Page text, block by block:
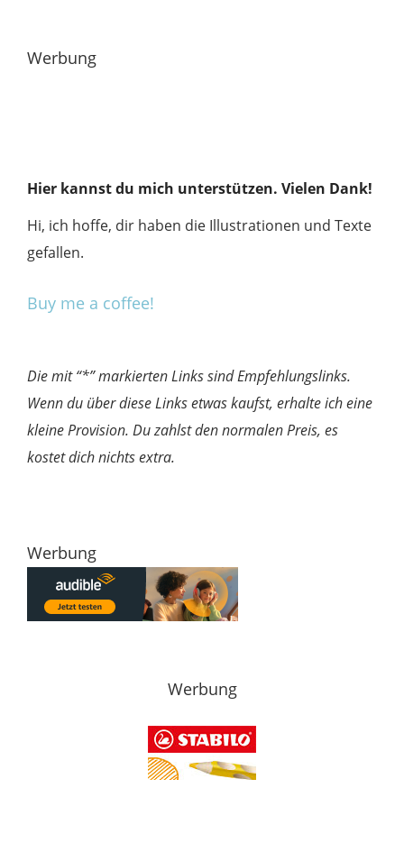
Werbung
Hier kannst du mich unterstützen. Vielen Dank!
Hi, ich hoffe, dir haben die Illustrationen und Texte
gefallen.
Buy me a coffee!
Die mit “*” markierten Links sind Empfehlungslinks.
Wenn du über diese Links etwas kaufst, erhalte ich eine
kleine Provision. Du zahlst den normalen Preis, es
kostet dich nichts extra.
Werbung
Werbung